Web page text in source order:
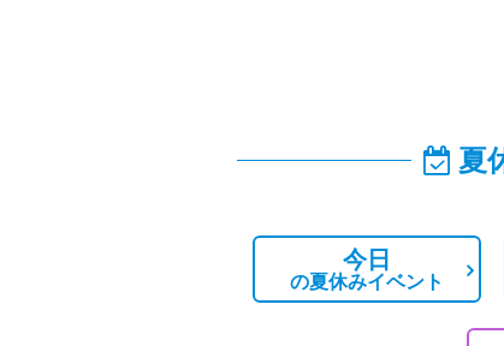
夏
今日
の夏休みイベント